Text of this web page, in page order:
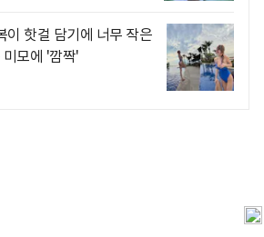
이 핫걸 담기에 너무 작은
미모에 '깜짝'